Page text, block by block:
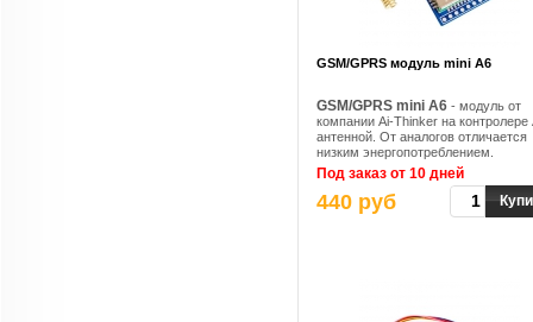
GSM/GPRS модуль mini A6
GSM/GPRS mini A6 - модуль от
компании Ai-Thinker на контролере
антенной. От аналогов отличается
низким энергопотреблением.
Поддержка стандартных GSM
07.07,07.05 AT-команд, а так же
специальных команд AI-THINKER.
Под заказ от 10 дней
440 руб